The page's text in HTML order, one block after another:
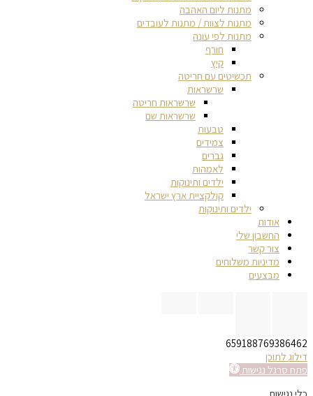
מתנות ליום האהבה
מתנות לצוות / מתנות לעובדים
מתנות לפי עונה
חורף
קיץ
תכשיטים עם חריטה
שרשראות
שרשראות חריטה
שרשראות שם
טבעות
צמידים
גברים
לאמהות
ילדים ותינוקות
קולקציית ארץ ישראל
ילדים ותינוקות
אודות
החשבון שלי
צור קשר
מדיניות משלוחים
מבצעים
659188769386462
דילוג לתוכן
פתח סרגל נגישות